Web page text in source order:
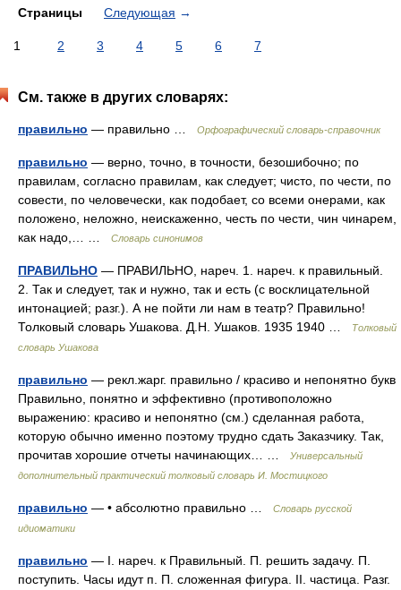
Страницы Следующая →
1 2 3 4 5 6 7
См. также в других словарях:
правильно — правильно … Орфографический словарь-справочник
правильно — верно, точно, в точности, безошибочно; по
правилам, согласно правилам, как следует; чисто, по чести, по
совести, по человечески, как подобает, со всеми онерами, как
положено, неложно, неискаженно, честь по чести, чин чинарем,
как надо,… …
Словарь синонимов
ПРАВИЛЬНО — ПРАВИЛЬНО, нареч. 1. нареч. к правильный.
2. Так и следует, так и нужно, так и есть (с восклицательной
интонацией; разг.). А не пойти ли нам в театр? Правильно!
Толковый словарь Ушакова. Д.Н. Ушаков. 1935 1940 …
Толковый
словарь Ушакова
правильно — рекл.жарг. правильно / красиво и непонятно букв
Правильно, понятно и эффективно (противоположно
выражению: красиво и непонятно (см.) сделанная работа,
которую обычно именно поэтому трудно сдать Заказчику. Так,
прочитав хорошие отчеты начинающих… …
Универсальный
дополнительный практический толковый словарь И. Мостицкого
правильно — • абсолютно правильно …
Словарь русской
идиоматики
правильно — I. нареч. к Правильный. П. решить задачу. П.
поступить. Часы идут п. П. сложенная фигура. II. частица. Разг.